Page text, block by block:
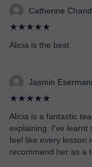
Catherine
★★★★★
Alicia is the best
Jasmin
★★★★★
Alicia is a fantastic
explaining. I’ve
feel like every lesson
recommend her as a